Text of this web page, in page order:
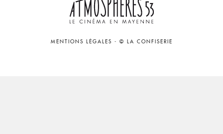
MENTIONS LÉGALES - © LA CONFISERIE